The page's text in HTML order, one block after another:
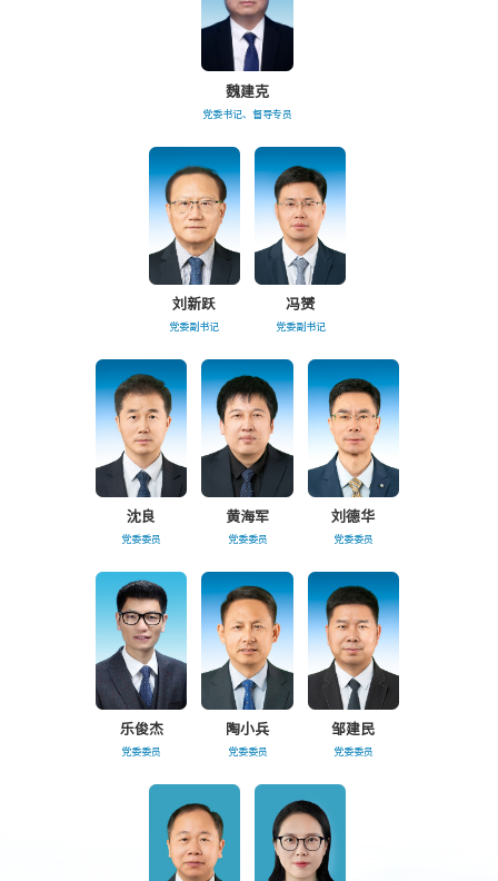
魏建克
党委书记、督导专员
刘新跃
党委副书记
冯赟
党委副书记
沈良
党委委员
黄海军
党委委员
刘德华
党委委员
​乐俊杰
党委委员
陶小兵
党委委员
邹建民
党委委员